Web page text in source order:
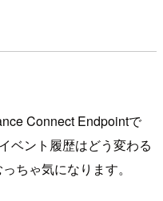
Connect Endpointで
ベント履歴はどう変わる
ちゃ気になります。